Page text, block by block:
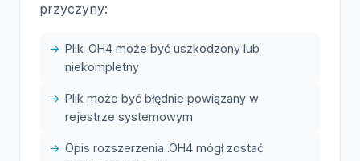
przyczyny:
Plik .OH4 może być uszkodzony lub
niekompletny
Plik może być błędnie powiązany w
rejestrze systemowym
Opis rozszerzenia .OH4 mógł zostać